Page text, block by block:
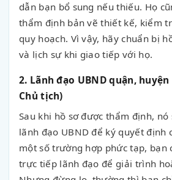
dẫn bạn bổ sung nếu thiếu. Họ
thẩm định bản vẽ thiết kế, kiểm
quy hoạch. Vì vậy, hãy chuẩn bị
và lịch sự khi giao tiếp với họ.
2. Lãnh đạo UBND quận,
Chủ tịch)
Sau khi hồ sơ được thẩm định,
lãnh đạo UBND để ký quyết định
một số trường hợp phức tạp, bạn
trực tiếp lãnh đạo để giải trình